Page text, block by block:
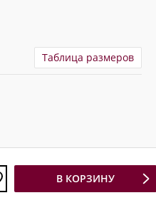
Таблица размеров
В КОРЗИНУ